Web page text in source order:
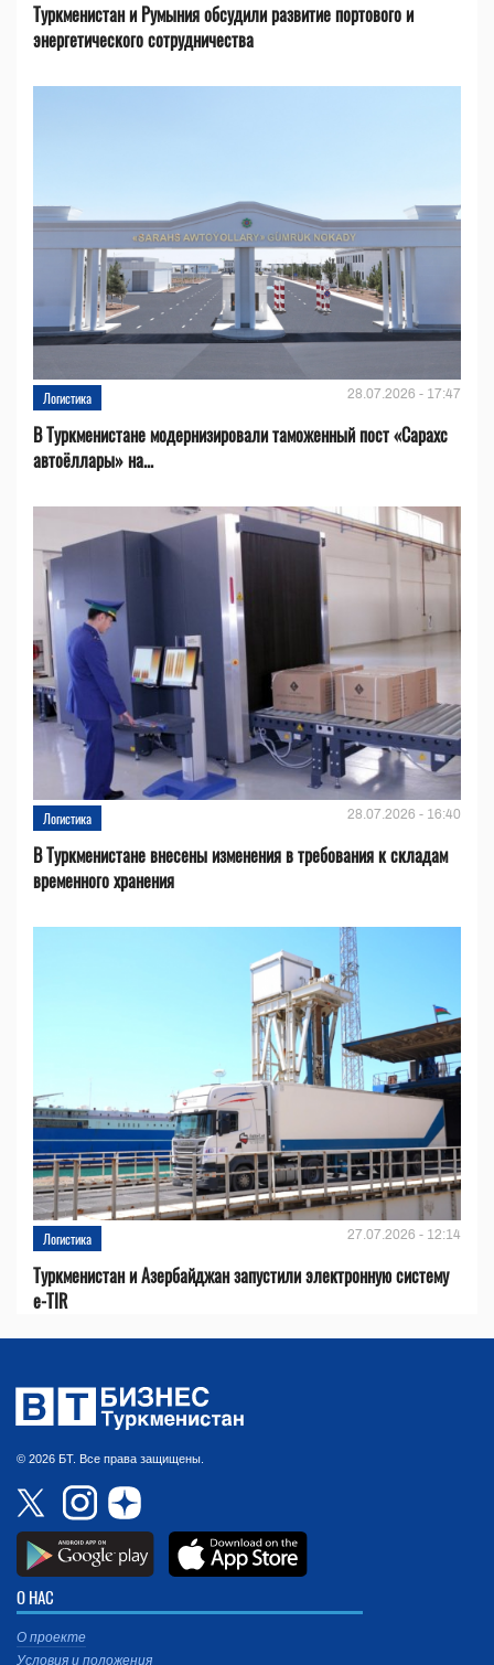
Туркменистан и Румыния обсудили развитие портового и
энергетического сотрудничества
Логистика 28.07.2026 - 17:47
В Туркменистане модернизировали таможенный пост «Сарахс
автоёллары» на...
Логистика 28.07.2026 - 16:40
В Туркменистане внесены изменения в требования к складам
временного хранения
Логистика 27.07.2026 - 12:14
Туркменистан и Азербайджан запустили электронную систему
e-TIR
© 2026 БТ. Все права защищены.
О НАС
О проекте
Условия и положения